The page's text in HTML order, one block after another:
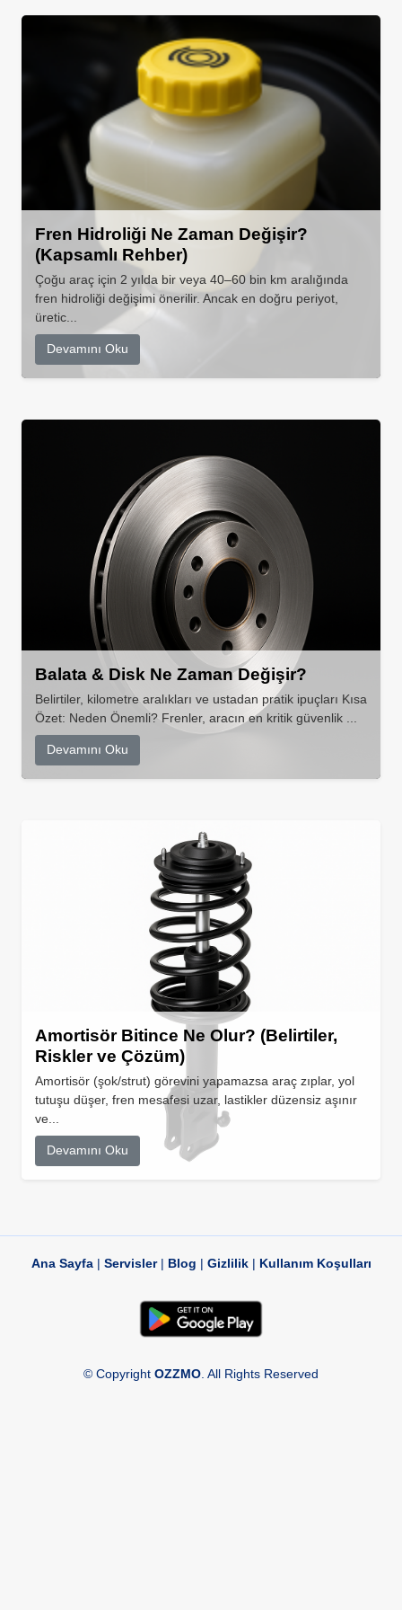
Fren Hidroliği Ne Zaman Değişir?
(Kapsamlı Rehber)
Çoğu araç için 2 yılda bir veya 40–60 bin km aralığında
fren hidroliği değişimi önerilir. Ancak en doğru periyot,
üretic...
Devamını Oku
Balata & Disk Ne Zaman Değişir?
Belirtiler, kilometre aralıkları ve ustadan pratik ipuçları Kısa
Özet: Neden Önemli? Frenler, aracın en kritik güvenlik ...
Devamını Oku
Amortisör Bitince Ne Olur? (Belirtiler,
Riskler ve Çözüm)
Amortisör (şok/strut) görevini yapamazsa araç zıplar, yol
tutuşu düşer, fren mesafesi uzar, lastikler düzensiz aşınır
ve...
Devamını Oku
Ana Sayfa| Servisler| Blog | Gizlilik| Kullanım Koşulları
© Copyright OZZMO . All Rights Reserved